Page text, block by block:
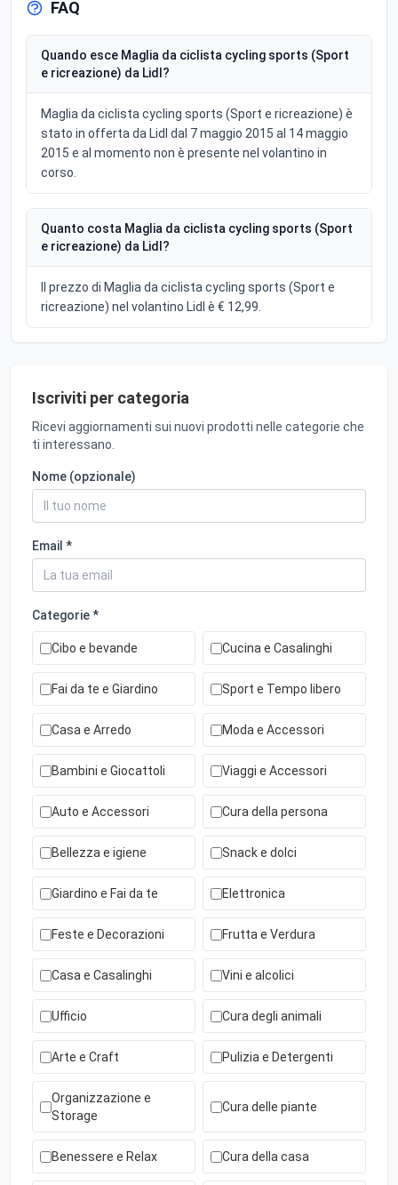
FAQ
Quando esce Maglia da ciclista cycling sports (Sport
e ricreazione) da Lidl?
Maglia da ciclista cycling sports (Sport e ricreazione) è
stato in offerta da Lidl dal 7 maggio 2015 al 14 maggio
2015 e al momento non è presente nel volantino in
corso.
Quanto costa Maglia da ciclista cycling sports (Sport
e ricreazione) da Lidl?
Il prezzo di Maglia da ciclista cycling sports (Sport e
ricreazione) nel volantino Lidl è € 12,99.
Iscriviti per categoria
Ricevi aggiornamenti sui nuovi prodotti nelle categorie che
ti interessano.
Nome (opzionale)
Email *
Categorie *
Cibo e bevande Cucina e Casalinghi
Fai da te e Giardino Sport e Tempo libero
Casa e Arredo Moda e Accessori
Bambini e Giocattoli Viaggi e Accessori
Auto e Accessori Cura della persona
Bellezza e igiene Snack e dolci
Giardino e Fai da te Elettronica
Feste e Decorazioni Frutta e Verdura
Casa e Casalinghi Vini e alcolici
Ufficio Cura degli animali
Arte e Craft Pulizia e Detergenti
Organizzazione e
Storage
Cura delle piante
Benessere e Relax Cura della casa